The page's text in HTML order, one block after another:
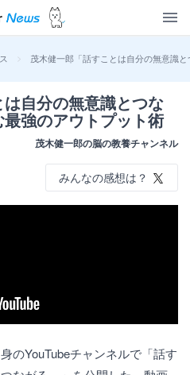
> 茂木健一郎「話すことは自分の無意識
自分の無意識とつな
強のアウトプット術
茂木健一郎の脳の教養チャンネル
みんなの感想は？
のYouTubeチャンネルで「話す